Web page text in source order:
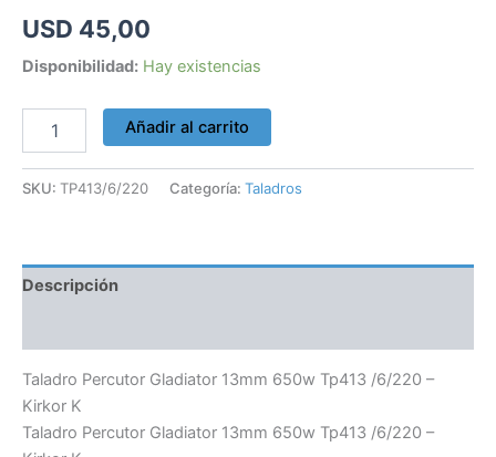
USD 45,00
Disponibilidad: Hay existencias
Añadir al carrito
SKU: TP413/6/220 Categoría: Taladros
Descripción
Taladro Percutor Gladiator 13mm 650w Tp413 /6/220 –
Kirkor K
Taladro Percutor Gladiator 13mm 650w Tp413 /6/220 –